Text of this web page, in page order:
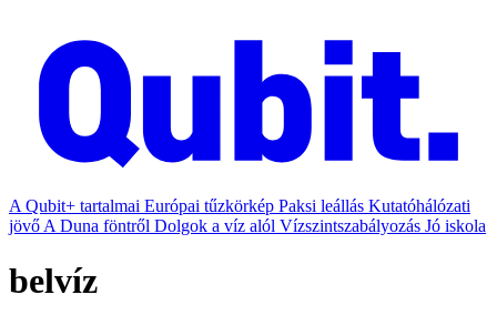
A Qubit+ tartalmai Európai tűzkörkép Paksi leállás Kutatóhálózati
jövő A Duna föntről Dolgok a víz alól Vízszintszabályozás Jó iskola
belvíz